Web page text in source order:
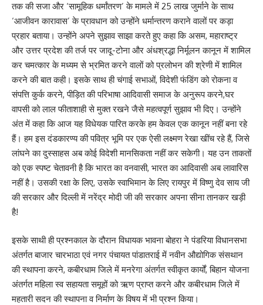
तक की सजा और ‘सामूहिक धर्मांतरण’ के मामले में 25 लाख जुर्माने के साथ
‘आजीवन कारावास’ के प्रावधान को उन्होंने धर्मान्तरण कराने वालों पर कड़ा
प्रहार बताया। उन्होंने अपने सुझाव साझा करते हुए कहा कि असम, महाराष्ट्र
और उत्तर प्रदेश की तर्ज पर जादू-टोना और अंधश्रद्धा निर्मूलन कानून में शामिल
कर चमत्कार के मध्यम से भ्रमित करने वालों को प्रलोभन की श्रेणी में शामिल
करने की बात कही। इसके साथ ही चंगाई सभाओं, विदेशी फंडिंग को रोकना व
संपत्ति कुर्क करने, पीड़ित की परिभाषा आदिवासी समाज के अनुरूप करने,घर
वापसी को लाल फीताशाही से मुक्त रखने जैसे महत्वपूर्ण सुझाव भी दिए। उन्होंने
अंत में कहा कि आज यह विधेयक पारित करके हम केवल एक कानून नहीं बना रहे
हैं। हम इस दंडकारण्य की पवित्र भूमि पर एक ऐसी लक्ष्मण रेखा खींच रहे हैं, जिसे
लांघने का दुस्साहस अब कोई विदेशी मानसिकता नहीं कर सकेगी। यह उन ताकतों
को एक स्पष्ट चेतावनी है कि भारत का वनवासी, भारत का आदिवासी अब लावारिस
नहीं है। उसकी रक्षा के लिए, उसके स्वाभिमान के लिए रायपुर में विष्णु देव साय जी
की सरकार और दिल्ली में नरेंद्र मोदी जी की सरकार अपना सीना तानकर खड़ी
है!
इसके साथी ही प्रश्नकाल के दौरान विधायक भावना बोहरा ने पंडरिया विधानसभा
अंतर्गत बाजार चारभाठा एवं नगर पंचायत पांडातराई में नवीन औद्योगिक संसथान
की स्थापना करने, कबीरधाम जिले में मनरेगा अंतर्गत स्वीकृत कार्यों, बिहान योजना
अंतर्गत महिला स्व सहायता समूहों को ऋण प्राप्त करने और कबीरधाम जिले में
महतारी सदन की स्थापना व निर्माण के विषय में भी प्रश्न किया।